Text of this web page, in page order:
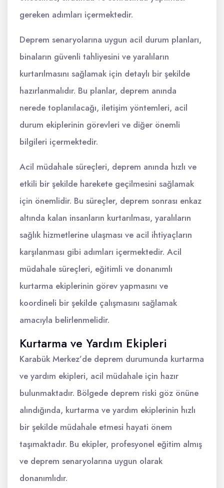
gereken adımları içermektedir.
Deprem senaryolarına uygun acil durum planları,
binaların güvenli tahliyesini ve yaralıların
kurtarılmasını sağlamak için detaylı bir şekilde
hazırlanmalıdır. Bu planlar, deprem anında
nerede toplanılacağı, iletişim yöntemleri, acil
durum ekiplerinin görevleri ve diğer önemli
bilgileri içermektedir.
Acil müdahale süreçleri, deprem anında hızlı ve
etkili bir şekilde harekete geçilmesini sağlamak
için önemlidir. Bu süreçler, deprem sonrası enkaz
altında kalan insanların kurtarılması, yaralıların
sağlık hizmetlerine ulaşması ve acil ihtiyaçların
karşılanması gibi adımları içermektedir. Acil
müdahale süreçleri, eğitimli ve donanımlı
kurtarma ekiplerinin görev yapmasını ve
koordineli bir şekilde çalışmasını sağlamak
amacıyla belirlenmelidir.
Kurtarma ve Yardım Ekipleri
Karabük Merkez’de deprem durumunda kurtarma
ve yardım ekipleri, acil müdahale için hazır
bulunmaktadır. Bölgede deprem riski göz önüne
alındığında, kurtarma ve yardım ekiplerinin hızlı
bir şekilde müdahale etmesi hayati önem
taşımaktadır. Bu ekipler, profesyonel eğitim almış
ve deprem senaryolarına uygun olarak
donanımlıdır.